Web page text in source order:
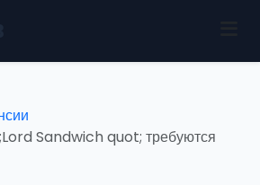
Sandwich quot; требуются